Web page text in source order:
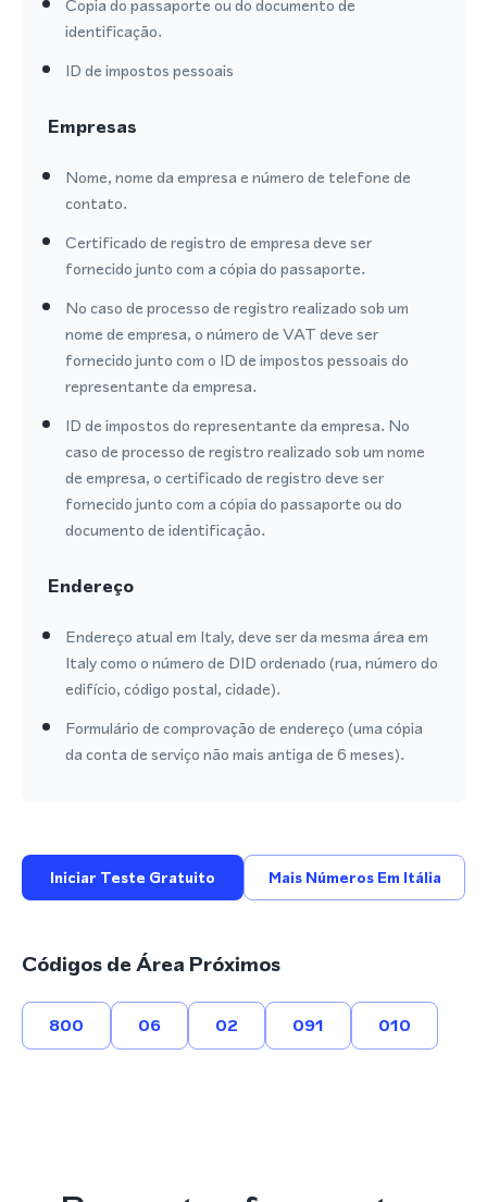
Copia do passaporte ou do documento de
identificação.
ID de impostos pessoais
Empresas
Nome, nome da empresa e número de telefone de
contato.
Certificado de registro de empresa deve ser
fornecido junto com a cópia do passaporte.
No caso de processo de registro realizado sob um
nome de empresa, o número de VAT deve ser
fornecido junto com o ID de impostos pessoais do
representante da empresa.
ID de impostos do representante da empresa. No
caso de processo de registro realizado sob um nome
de empresa, o certificado de registro deve ser
fornecido junto com a cópia do passaporte ou do
documento de identificação.
Endereço
Endereço atual em Italy, deve ser da mesma área em
Italy como o número de DID ordenado (rua, número do
edifício, código postal, cidade).
Formulário de comprovação de endereço (uma cópia
da conta de serviço não mais antiga de 6 meses).
Iniciar Teste Gratuito Mais Números Em Itália
Códigos de Área Próximos
800 06 02 091 010